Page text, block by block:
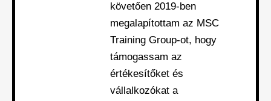
követően 2019-ben
megalapítottam az MSC
Training Group-ot, hogy
támogassam az
értékesítőket és
vállalkozókat a